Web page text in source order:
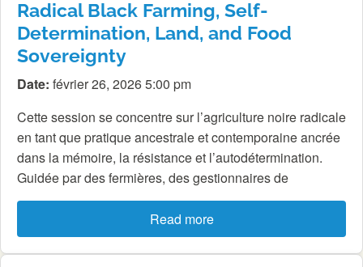
Radical Black Farming, Self-
Determination, Land, and Food
Sovereignty
Date: février 26, 2026 5:00 pm
Cette session se concentre sur l’agriculture noire radicale
en tant que pratique ancestrale et contemporaine ancrée
dans la mémoire, la résistance et l’autodétermination.
Guidée par des fermières, des gestionnaires de
Read more